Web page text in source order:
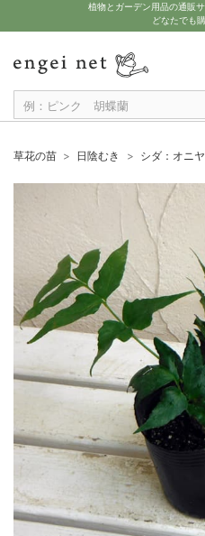
植物とガーデン用品の通販
どなたでも
草花の苗 日陰むき
シダ：オニ
セール
草花 ハーブ・野菜苗 シ